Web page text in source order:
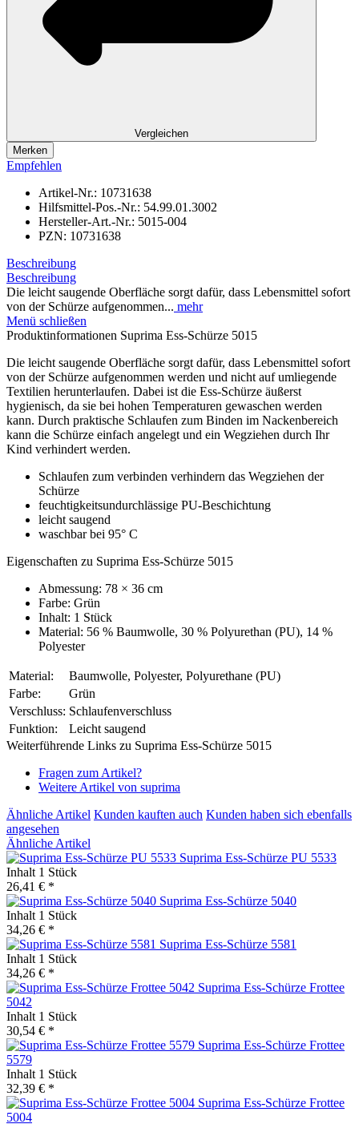
Vergleichen
Merken
Empfehlen
Artikel-Nr.: 10731638
Hilfsmittel-Pos.-Nr.: 54.99.01.3002
Hersteller-Art.-Nr.: 5015-004
PZN: 10731638
Beschreibung
Beschreibung
Die leicht saugende Oberfläche sorgt dafür, dass Lebensmittel sofort
von der Schürze aufgenommen... mehr
Menü schließen
Produktinformationen Suprima Ess-Schürze 5015
Die leicht saugende Oberfläche sorgt dafür, dass Lebensmittel sofort
von der Schürze aufgenommen werden und nicht auf umliegende
Textilien herunterlaufen. Dabei ist die Ess-Schürze äußerst
hygienisch, da sie bei hohen Temperaturen gewaschen werden
kann. Durch praktische Schlaufen zum Binden im Nackenbereich
kann die Schürze einfach angelegt und ein Wegziehen durch Ihr
Kind verhindert werden.
Schlaufen zum verbinden verhindern das Wegziehen der
Schürze
feuchtigkeitsundurchlässige PU-Beschichtung
leicht saugend
waschbar bei 95° C
Eigenschaften zu Suprima Ess-Schürze 5015
Abmessung: 78 × 36 cm
Farbe: Grün
Inhalt: 1 Stück
Material: 56 % Baumwolle, 30 % Polyurethan (PU), 14 %
Polyester
Material:
Baumwolle, Polyester, Polyurethane (PU)
Farbe:
Grün
Verschluss: Schlaufenverschluss
Funktion:
Leicht saugend
Weiterführende Links zu Suprima Ess-Schürze 5015
Fragen zum Artikel?
Weitere Artikel von suprima
Ähnliche Artikel Kunden kauften auch Kunden haben sich ebenfalls
angesehen
Ähnliche Artikel
Suprima Ess-Schürze PU 5533
Inhalt 1 Stück
26,41 € *
Suprima Ess-Schürze 5040
Inhalt 1 Stück
34,26 € *
Suprima Ess-Schürze 5581
Inhalt 1 Stück
34,26 € *
Suprima Ess-Schürze Frottee
5042
Inhalt 1 Stück
30,54 € *
Suprima Ess-Schürze Frottee
5579
Inhalt 1 Stück
32,39 € *
Suprima Ess-Schürze Frottee
5004